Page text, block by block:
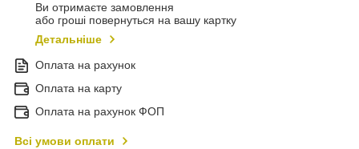
Ви отримаєте замовлення
або гроші повернуться на вашу картку
Детальніше
Оплата на рахунок
Оплата на карту
Оплата на рахунок ФОП
Всі умови оплати